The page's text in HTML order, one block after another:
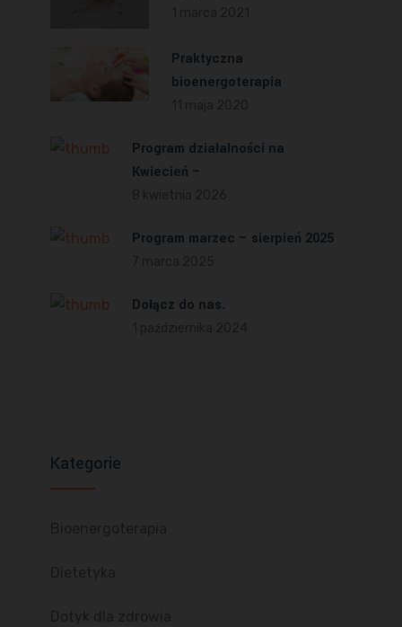
Praktyczna
bioenergoterapia
Program działalności na
Kwiecień –
Program marzec – sierpień 2025
Dołącz do nas.
Kategorie